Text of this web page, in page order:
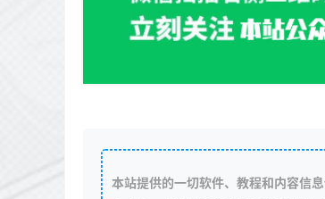
本站提供的一切软件、教程和内容信